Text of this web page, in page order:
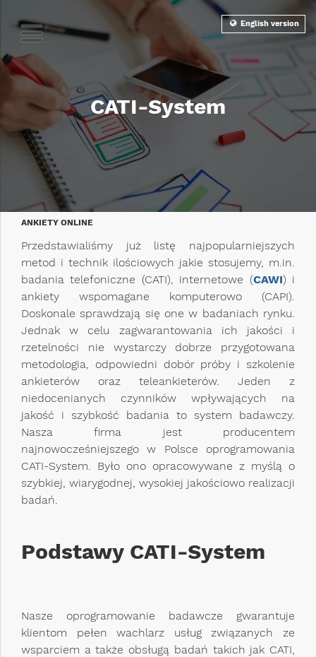
CATI-System
ANKIETY ONLINE
Przedstawialiśmy już listę najpopularniejszych
metod i technik ilościowych jakie stosujemy, m.in.
badania telefoniczne (CATI), internetowe (CAWI) i
ankiety wspomagane komputerowo (CAPI).
Doskonale sprawdzają się one w badaniach rynku.
Jednak w celu zagwarantowania ich jakości i
rzetelności nie wystarczy dobrze przygotowana
metodologia, odpowiedni dobór próby i szkolenie
ankieterów oraz teleankieterów. Jeden z
niedocenianych czynników wpływających na
jakość i szybkość badania to system badawczy.
Nasza firma jest producentem
najnowocześniejszego w Polsce oprogramowania
CATI-System. Było ono opracowywane z myślą o
szybkiej, wiarygodnej, wysokiej jakościowo realizacji
badań.
Podstawy CATI-System
Nasze oprogramowanie badawcze gwarantuje
klientom pełen wachlarz usług związanych ze
wsparciem a także obsługą badań takich jak CATI,
English version